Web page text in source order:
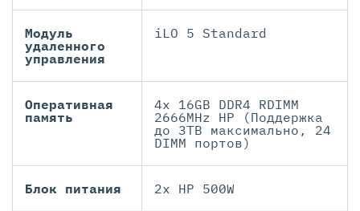
Модуль
удаленного
управления
iLO 5 Standard
Оперативная
память
4x 16GB DDR4 RDIMM
2666MHz HP (Поддержка
до 3TB максимально, 24
DIMM портов)
Блок питания 2x HP 500W